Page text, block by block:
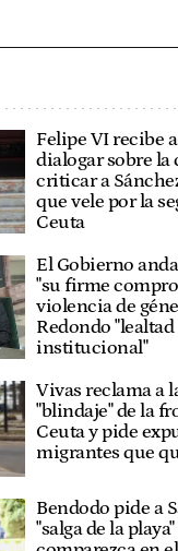
Felipe VI recibe
dialogar sobre la
criticar a
que vele por la
Ceuta
El Gobierno
"su firme
violencia de
Redondo "lealtad
institucional"
Vivas reclama a
"blindaje" de la
Ceuta y pide
migrantes que
Bendodo pide a
"salga de la